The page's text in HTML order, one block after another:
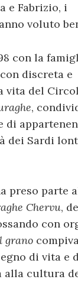
e Fabrizio, i
voluto
con la
discreta e
vita del
,
dei Sardi
preso parte
Chervu,
con
grano
di vita e
cultura